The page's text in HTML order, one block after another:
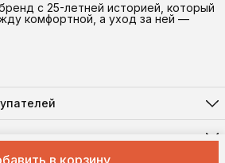
в корзину
с 25-летней историей, который
комфортной, а уход за ней —